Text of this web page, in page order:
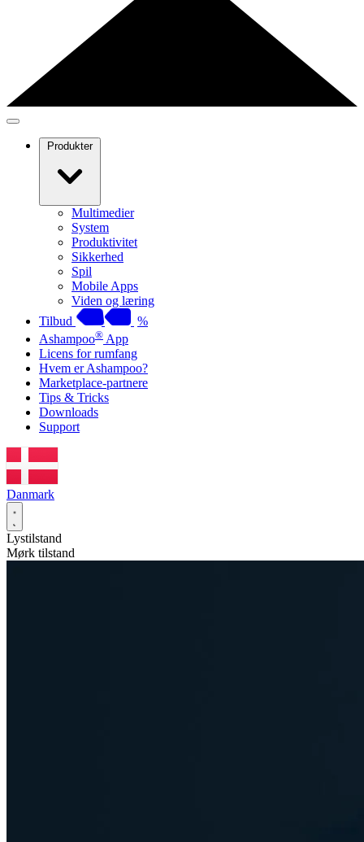
Produkter
Multimedier
System
Produktivitet
Sikkerhed
Spil
Mobile Apps
Viden og læring
Tilbud
%
Ashampoo® App
Licens for rumfang
Hvem er Ashampoo?
Marketplace-partnere
Tips & Tricks
Downloads
Support
Danmark
Lystilstand
Mørk tilstand